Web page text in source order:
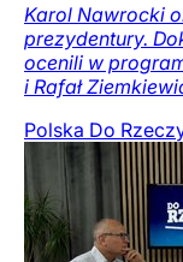
Karol Nawrocki
prezydentury.
ocenili w
i Rafał
Polska Do